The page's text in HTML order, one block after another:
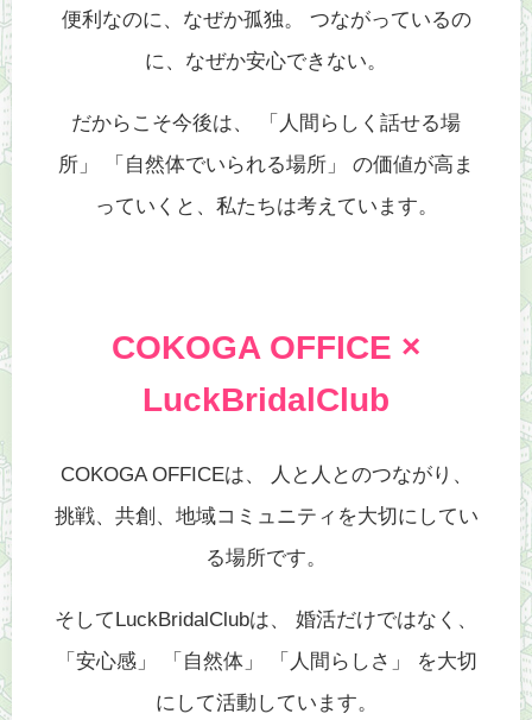
便利なのに、なぜか孤独。 つながっているの
に、なぜか安心できない。
だからこそ今後は、 「人間らしく話せる場
所」 「自然体でいられる場所」 の価値が高ま
っていくと、私たちは考えています。
COKOGA OFFICE ×
LuckBridalClub
COKOGA OFFICEは、 人と人とのつながり、
挑戦、共創、地域コミュニティを大切にしてい
る場所です。
そしてLuckBridalClubは、 婚活だけではなく、
「安心感」 「自然体」 「人間らしさ」 を大切
にして活動しています。